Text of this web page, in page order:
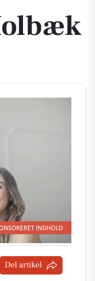
Del artikel